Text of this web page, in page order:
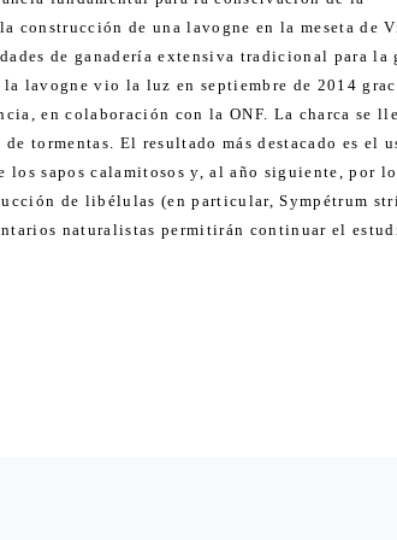
construcción de una lavogne en la meseta de
de ganadería extensiva tradicional para la
lavogne vio la luz en septiembre de 2014
en colaboración con la ONF. La charca se
tormentas. El resultado más destacado es el
los sapos calamitosos y, al año siguiente, por
de libélulas (en particular, Sympétrum
naturalistas permitirán continuar el